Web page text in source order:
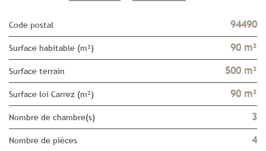
Code postal 94490
Surface habitable (m²) 90 m²
surface terrain 500 m²
Surface loi Carrez (m²) 90 m²
Nombre de chambre(s) 3
Nombre de pièces 4